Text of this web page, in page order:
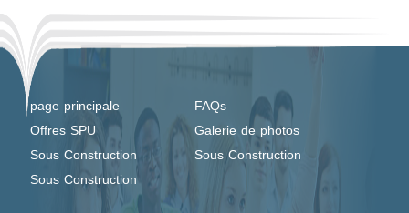
page principale
FAQs
Offres SPU
Galerie de photos
Sous Construction
Sous Construction
Sous Construction